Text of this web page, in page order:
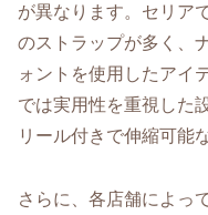
が異なります。セリア
のストラップが多く、
ォントを使用したアイ
では実用性を重視した
リール付きで伸縮可能
さらに、各店舗によっ